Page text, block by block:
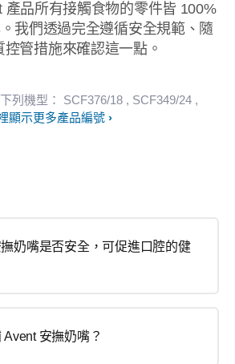
產品所有接觸食物的零件皆 100%
我們透過完全遵循安全規範、隨
管措施來確認這一點。
列機型： SCF376/18 , SCF349/24 ,
顯示更多產品編號
奶嘴是否安全，可促進口腔的健
安撫奶嘴？